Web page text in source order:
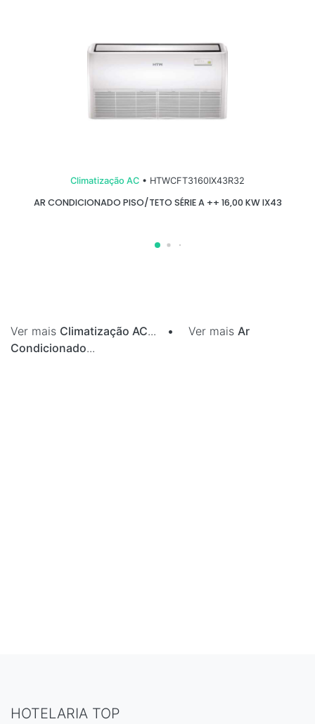
Climatização AC • HTWCFT3160IX43R32
AR CONDICIONADO PISO/TETO SÉRIE A ++ 16,00 KW IX43
Ver mais Climatização AC... • Ver mais Ar
Condicionado...
HOTELARIA TOP